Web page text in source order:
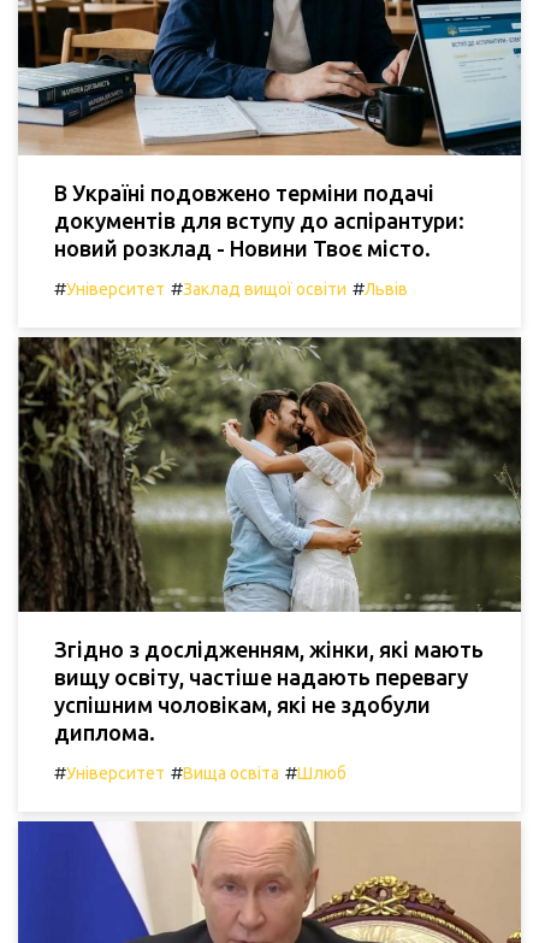
В Україні подовжено терміни подачі
документів для вступу до аспірантури:
новий розклад - Новини Твоє місто.
#Університет #Заклад вищої освіти #Львів
Згідно з дослідженням, жінки, які мають
вищу освіту, частіше надають перевагу
успішним чоловікам, які не здобули
диплома.
#Університет #Вища освіта #Шлюб